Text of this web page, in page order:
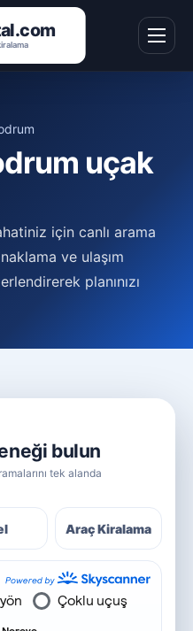
uçak
için canlı arama
ve ulaşım
planınızı
bulun
tek alanda
Araç Kiralama